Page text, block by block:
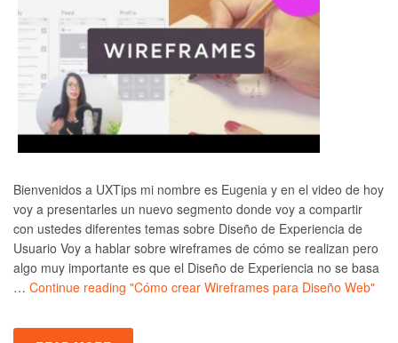
Bienvenidos a UXTips mi nombre es Eugenia y en el video de hoy
voy a presentarles un nuevo segmento donde voy a compartir
con ustedes diferentes temas sobre Diseño de Experiencia de
Usuario Voy a hablar sobre wireframes de cómo se realizan pero
algo muy importante es que el Diseño de Experiencia no se basa
… Continue reading "Cómo crear Wireframes para Diseño Web"